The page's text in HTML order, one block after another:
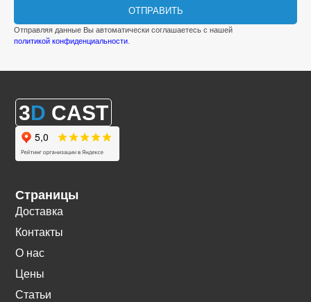
ОТПРАВИТЬ
Отправляя данные Вы автоматически соглашаетесь с нашей
политикой конфиденциальности
3D CAST
Страницы
Доставка
Контакты
О нас
Цены
Статьи